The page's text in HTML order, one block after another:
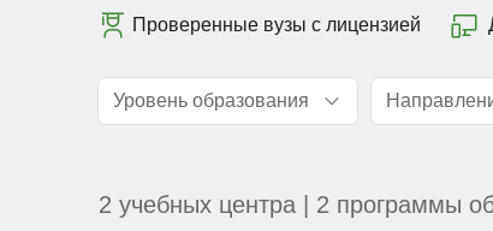
Проверенные вузы с лицензией
Уровень образования
2 учебных центра | 2 программы